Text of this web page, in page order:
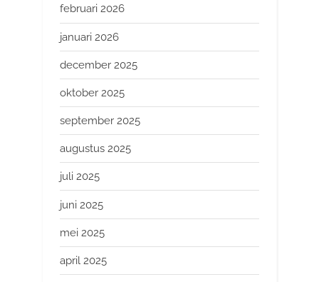
februari 2026
januari 2026
december 2025
oktober 2025
september 2025
augustus 2025
juli 2025
juni 2025
mei 2025
april 2025